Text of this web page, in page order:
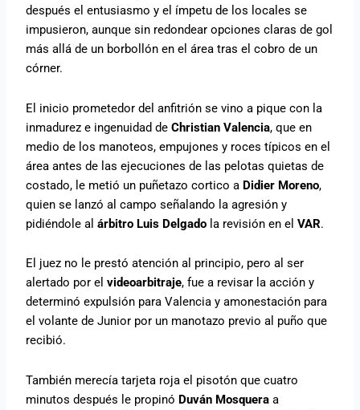
después el entusiasmo y el ímpetu de los locales se
impusieron, aunque sin redondear opciones claras de gol
más allá de un borbollón en el área tras el cobro de un
córner.
El inicio prometedor del anfitrión se vino a pique con la
inmadurez e ingenuidad deChristian Valencia, que en
medio de los manoteos, empujones y roces típicos en el
área antes de las ejecuciones de las pelotas quietas de
costado, le metió un puñetazo cortico a Didier Moreno,
quien se lanzó al campo señalando la agresión y
pidiéndole alárbitro Luis Delgado la revisión en elVAR.
El juez no le prestó atención al principio, pero al ser
alertado por elvideoarbitraje, fue a revisar la acción y
determinó expulsión para Valencia y amonestación para
el volante de Junior por un manotazo previo al puño que
recibió.
También merecía tarjeta roja el pisotón que cuatro
minutos después le propinó Duván Mosquera a